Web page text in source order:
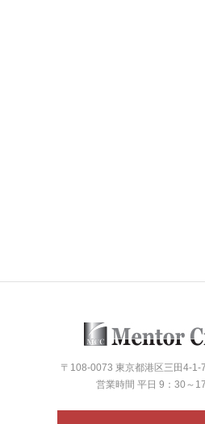
〒108-0073 東京都港区三田4-1-
営業時間 平日 9：30～